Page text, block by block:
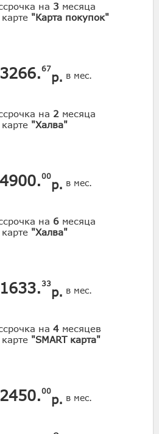
на 3 месяца
"Карта покупок"
3266.67
р. в мес.
на 2 месяца
"Халва"
4900.00
р. в мес.
на 6 месяца
"Халва"
1633. 33
р. в мес.
на 4 месяцев
"SMART карта"
2450.00
р. в мес.